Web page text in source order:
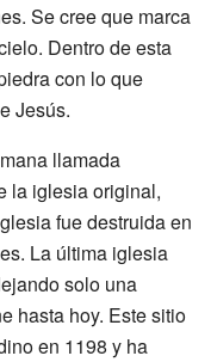
Se cree que marca
Dentro de esta
con lo que
Jesús.
llamada
la iglesia original,
fue destruida en
La última iglesia
solo una
hasta hoy. Este sitio
en 1198 y ha